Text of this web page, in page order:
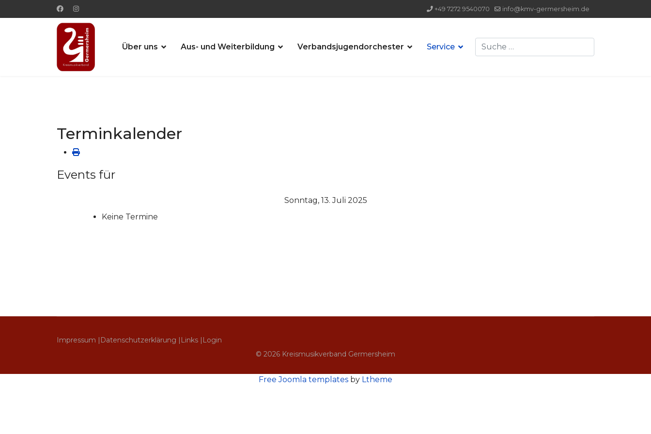
+49 7272 9540070 info@kmv-germersheim.de
Über uns Aus- und Weiterbildung Verbandsjugendorchester Service Suchen
Terminkalender
Events für
Sonntag, 13. Juli 2025
Keine Termine
Impressum | Datenschutzerklärung | Links | Login
© 2026 Kreismusikverband Germersheim
Free Joomla templates by Ltheme